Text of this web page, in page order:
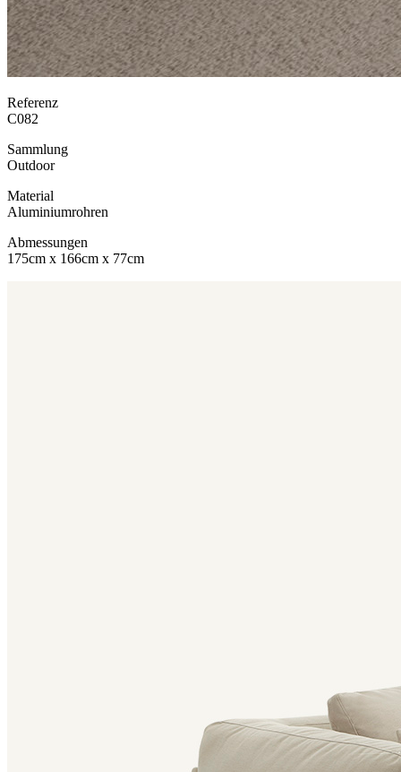
Referenz
C082
Sammlung
Outdoor
Material
Aluminiumrohren
Abmessungen
175cm x 166cm x 77cm